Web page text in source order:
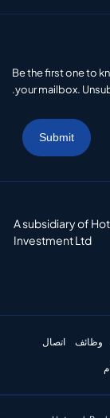
Be the first one to
your mailbox.
A subsidiary of
Investment Ltd
وظائف اتصال